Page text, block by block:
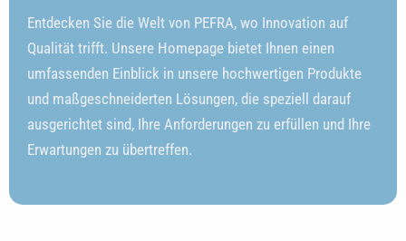
Entdecken Sie die Welt von PEFRA, wo Innovation auf
Qualität trifft. Unsere Homepage bietet Ihnen einen
umfassenden Einblick in unsere hochwertigen Produkte
und maßgeschneiderten Lösungen, die speziell darauf
ausgerichtet sind, Ihre Anforderungen zu erfüllen und Ihre
Erwartungen zu übertreffen.